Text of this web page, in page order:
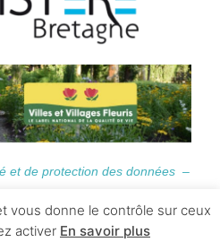
et de protection des données –
Légales
vous donne le contrôle sur ceux
activer En savoir plus